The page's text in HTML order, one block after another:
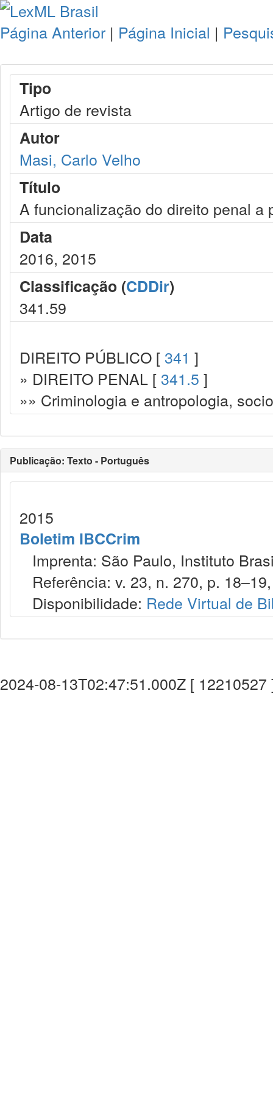
Página Anterior | Página Inicial |
Tipo
Artigo de revista
Autor
Masi, Carlo Velho
Título
A funcionalização do direito penal
Data
2016, 2015
Classificação (CDDir)
341.59
DIREITO PÚBLICO [ 341 ]
» DIREITO PENAL [ 341.5 ]
»» Criminologia e antropologia,
Publicação: Texto - Português
2015
Boletim IBCCrim
Imprenta: São Paulo, Instituto
Referência: v. 23, n. 270, p.
Disponibilidade: Rede Virtual de
2024-08-13T02:47:51.000Z [ 12210527